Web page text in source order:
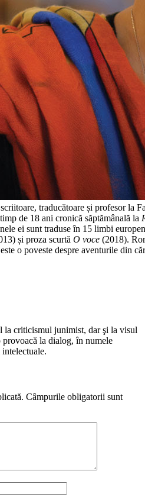
traducătoare și profesor la
de 18 ani cronică săptămânală la
ei sunt traduse în 15 limbi
și proza scurtă O voce (2018).
o poveste despre aventurile din
la criticismul junimist, dar şi la visul
la dialog, în numele
Câmpurile obligatorii sunt